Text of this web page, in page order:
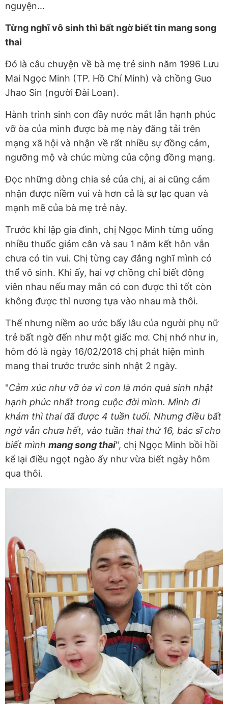
nguyện...
Từng nghĩ vô sinh thì bất ngờ biết tin mang song
thai
Đó là câu chuyện về bà mẹ trẻ sinh năm 1996 Lưu
Mai Ngọc Minh (TP. Hồ Chí Minh) và chồng Guo
Jhao Sin (người Đài Loan).
Hành trình sinh con đầy nước mắt lẫn hạnh phúc
vỡ òa của mình được bà mẹ này đăng tải trên
mạng xã hội và nhận về rất nhiều sự đồng cảm,
ngưỡng mộ và chúc mừng của cộng đồng mạng.
Đọc những dòng chia sẻ của chị, ai ai cũng cảm
nhận được niềm vui và hơn cả là sự lạc quan và
mạnh mẽ của bà mẹ trẻ này.
Trước khi lập gia đình, chị Ngọc Minh từng uống
nhiều thuốc giảm cân và sau 1 năm kết hôn vẫn
chưa có tin vui. Chị từng cay đắng nghĩ mình có
thể vô sinh. Khi ấy, hai vợ chồng chỉ biết động
viên nhau nếu may mắn có con được thì tốt còn
không được thì nương tựa vào nhau mà thôi.
Thế nhưng niềm ao ước bấy lâu của người phụ nữ
trẻ bất ngờ đến như một giấc mơ. Chị nhớ như in,
hôm đó là ngày 16/02/2018 chị phát hiện mình
mang thai trước trước sinh nhật 2 ngày.
"Cảm xúc như vỡ òa vì con là món quà sinh nhật
hạnh phúc nhất trong cuộc đời mình. Mình đi
khám thì thai đã được 4 tuần tuổi. Nhưng điều bất
ngờ vẫn chưa hết, vào tuần thai thứ 16, bác sĩ cho
biết mình mang song thai", chị Ngọc Minh bồi hồi
kể lại điều ngọt ngào ấy như vừa biết ngày hôm
qua thôi.